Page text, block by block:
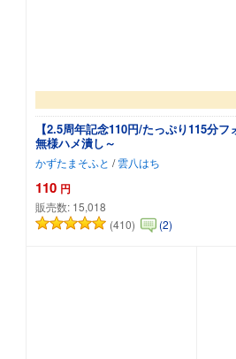
【2.5周年記念110円/たっぷり115分
無様ハメ潰し～
かずたまそふと / 雲八はち
110 円
販売数: 15,018
(410)
(2)